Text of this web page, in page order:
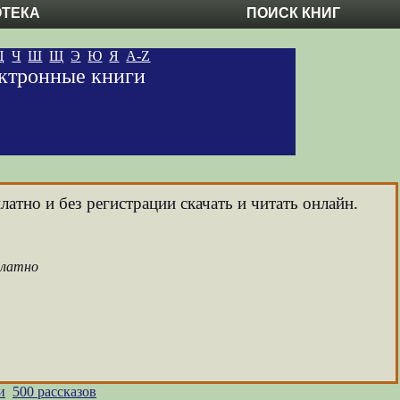
ПОИСК КНИГ
Ч Ш Щ Э Ю Я A-Z
книги
и без регистрации скачать и читать онлайн.
500 рассказов